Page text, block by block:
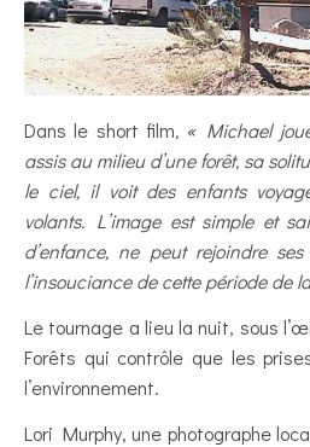
Dans le short film, « Michael
assis au milieu d’une forêt, sa
le ciel, il voit des enfants
volants. L’image est simple et
d’enfance, ne peut rejoindre
l’insouciance de cette période de
Le tournage a lieu la nuit, sous
Forêts qui contrôle que les
l’environnement.
Lori Murphy, une photographe